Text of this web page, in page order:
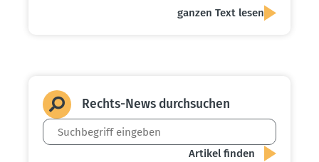
ganzen Text lesen
Rechts-News durch­suchen